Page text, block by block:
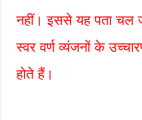
नहीं। इससे यह पता चल
स्वर वर्ण व्यंजनों के
होते हैं।